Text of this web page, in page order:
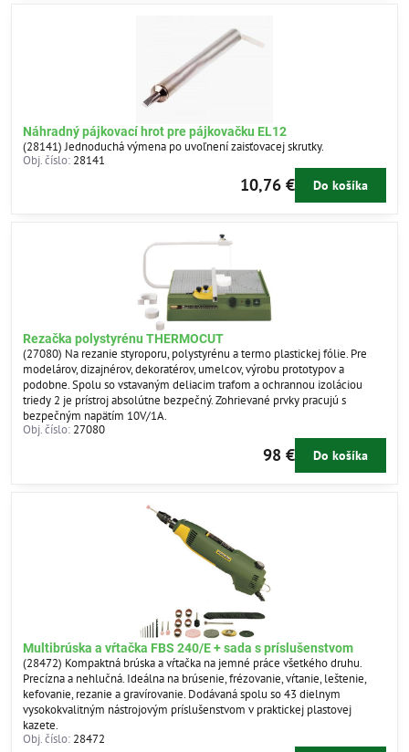
Náhradný pájkovací hrot pre pájkovačku EL12
(28141) Jednoduchá výmena po uvoľnení zaisťovacej skrutky.
Obj. číslo: 28141
10,76 € Do košíka
Rezačka polystyrénu THERMOCUT
(27080) Na rezanie styroporu, polystyrénu a termo plastickej fólie. Pre
modelárov, dizajnérov, dekoratérov, umelcov, výrobu prototypov a
podobne. Spolu so vstavaným deliacim trafom a ochrannou izoláciou
triedy 2 je prístroj absolútne bezpečný. Zohrievané prvky pracujú s
bezpečným napätím 10V/1A.
Obj. číslo: 27080
98 € Do košíka
Multibrúska a vŕtačka FBS 240/E + sada s príslušenstvom
(28472) Kompaktná brúska a vŕtačka na jemné práce všetkého druhu.
Precízna a nehlučná. Ideálna na brúsenie, frézovanie, vŕtanie, leštenie,
kefovanie, rezanie a gravírovanie. Dodávaná spolu so 43 dielnym
vysokokvalitným nástrojovým príslušenstvom v praktickej plastovej
kazete.
Obj. číslo: 28472